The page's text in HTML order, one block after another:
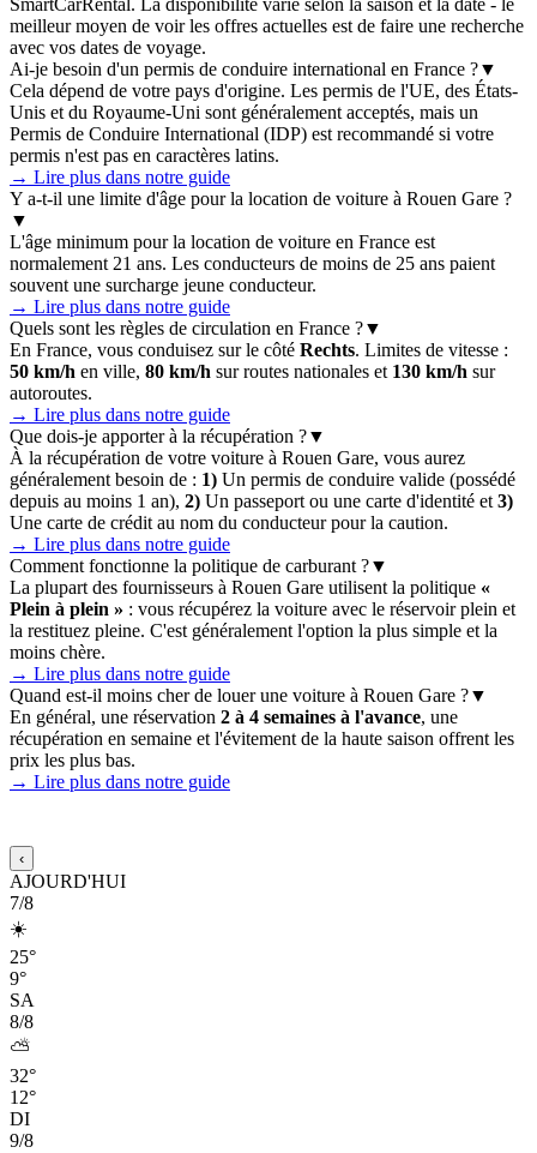
SmartCarRental. La disponibilité varie selon la saison et la date - le
meilleur moyen de voir les offres actuelles est de faire une recherche
avec vos dates de voyage.
Ai-je besoin d'un permis de conduire international en France ?▼
Cela dépend de votre pays d'origine. Les permis de l'UE, des États-
Unis et du Royaume-Uni sont généralement acceptés, mais un
Permis de Conduire International (IDP) est recommandé si votre
permis n'est pas en caractères latins.
→ Lire plus dans notre guide
Y a-t-il une limite d'âge pour la location de voiture à Rouen Gare ?
▼
L'âge minimum pour la location de voiture en France est
normalement 21 ans. Les conducteurs de moins de 25 ans paient
souvent une surcharge jeune conducteur.
→ Lire plus dans notre guide
Quels sont les règles de circulation en France ?▼
En France, vous conduisez sur le côté Rechts. Limites de vitesse :
50 km/h en ville, 80 km/h sur routes nationales et 130 km/h sur
autoroutes.
→ Lire plus dans notre guide
Que dois-je apporter à la récupération ?▼
À la récupération de votre voiture à Rouen Gare, vous aurez
généralement besoin de : 1) Un permis de conduire valide (possédé
depuis au moins 1 an), 2) Un passeport ou une carte d'identité et 3)
Une carte de crédit au nom du conducteur pour la caution.
→ Lire plus dans notre guide
Comment fonctionne la politique de carburant ?▼
La plupart des fournisseurs à Rouen Gare utilisent la politique «
Plein à plein » : vous récupérez la voiture avec le réservoir plein et
la restituez pleine. C'est généralement l'option la plus simple et la
moins chère.
→ Lire plus dans notre guide
Quand est-il moins cher de louer une voiture à Rouen Gare ?▼
En général, une réservation 2 à 4 semaines à l'avance, une
récupération en semaine et l'évitement de la haute saison offrent les
prix les plus bas.
→ Lire plus dans notre guide
‹
AJOURD'HUI
7/8
☀️
25°
9°
SA
8/8
⛅
32°
12°
DI
9/8